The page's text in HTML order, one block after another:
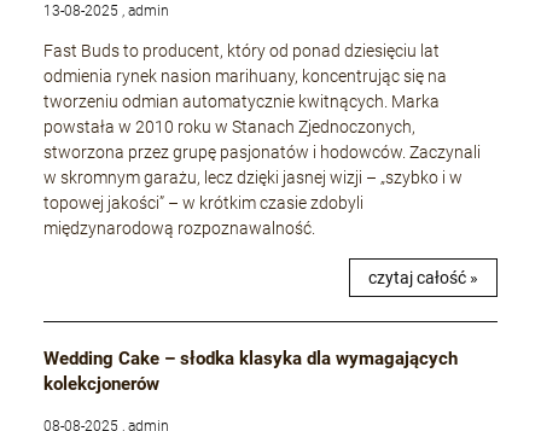
13-08-2025 , admin
Fast Buds to producent, który od ponad dziesięciu lat
odmienia rynek nasion marihuany, koncentrując się na
tworzeniu odmian automatycznie kwitnących. Marka
powstała w 2010 roku w Stanach Zjednoczonych,
stworzona przez grupę pasjonatów i hodowców. Zaczynali
w skromnym garażu, lecz dzięki jasnej wizji – „szybko i w
topowej jakości” – w krótkim czasie zdobyli
międzynarodową rozpoznawalność.
czytaj całość »
Wedding Cake – słodka klasyka dla wymagających
kolekcjonerów
08-08-2025 , admin